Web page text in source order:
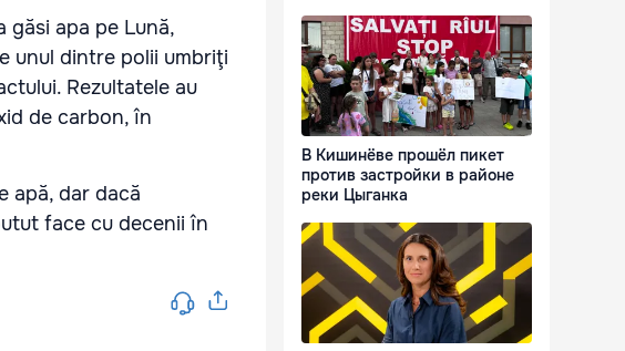
găsi apa pe Lună,
unul dintre polii umbriţi
Rezultatele au
de carbon, în
apă, dar dacă
face cu decenii în
В Кишинёве прошёл пикет
против застройки в районе
реки Цыганка